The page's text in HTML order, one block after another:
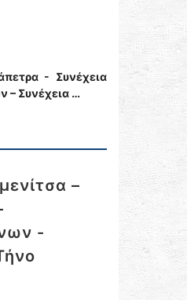
- Συνέχεια
– Συνέχεια …
–
-